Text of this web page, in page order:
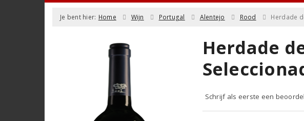
Je bent hier: Home Wijn Portugal Alentejo Rood Herdade
Herdade
Schrijf als eerste een